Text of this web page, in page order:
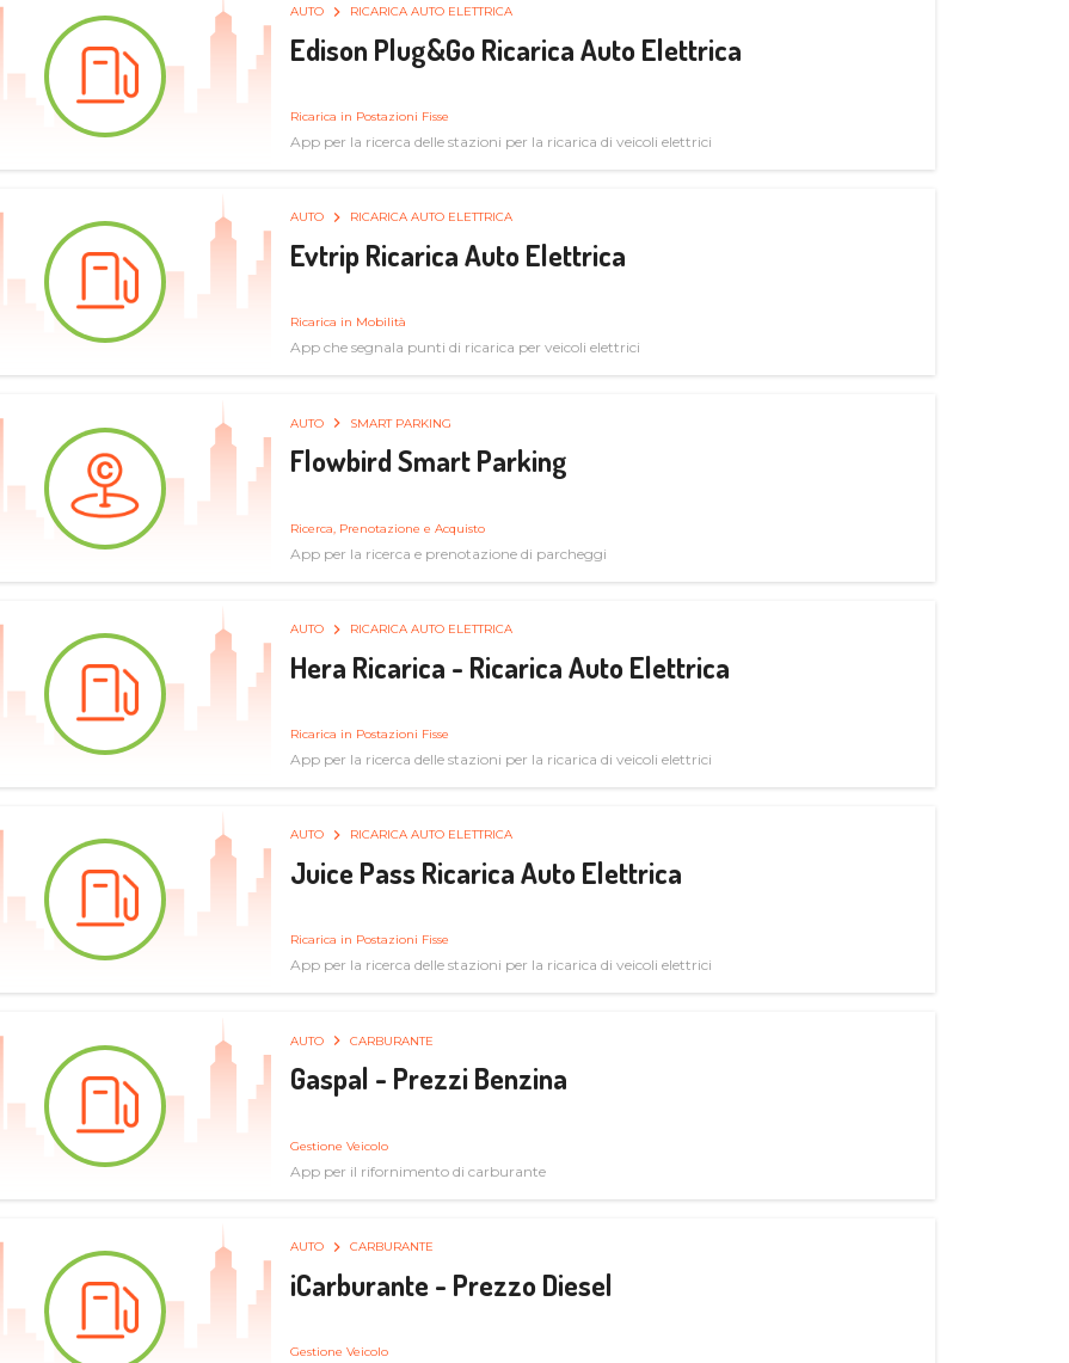
AUTO RICARICA AUTO ELETTRICA
Edison Plug&Go Ricarica Auto Elettrica
Ricarica in Postazioni Fisse
App per la ricerca delle stazioni per la ricarica di veicoli elettrici
AUTO RICARICA AUTO ELETTRICA
Evtrip Ricarica Auto Elettrica
Ricarica in Mobilità
App che segnala punti di ricarica per veicoli elettrici
AUTO SMART PARKING
Flowbird Smart Parking
Ricerca, Prenotazione e Acquisto
App per la ricerca e prenotazione di parcheggi
AUTO RICARICA AUTO ELETTRICA
Hera Ricarica - Ricarica Auto Elettrica
Ricarica in Postazioni Fisse
App per la ricerca delle stazioni per la ricarica di veicoli elettrici
AUTO RICARICA AUTO ELETTRICA
Juice Pass Ricarica Auto Elettrica
Ricarica in Postazioni Fisse
App per la ricerca delle stazioni per la ricarica di veicoli elettrici
AUTO CARBURANTE
Gaspal - Prezzi Benzina
Gestione Veicolo
App per il rifornimento di carburante
AUTO CARBURANTE
iCarburante - Prezzo Diesel
Gestione Veicolo